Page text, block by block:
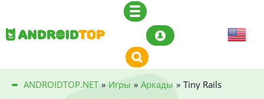
ANDROIDTOP.NET » Игры » Аркады » Tiny Rails